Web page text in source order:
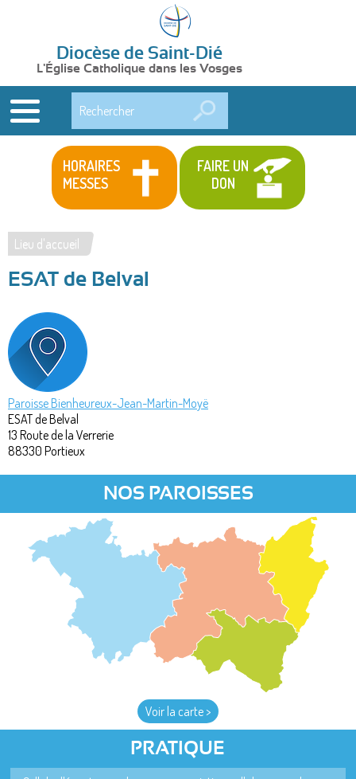
Diocèse de Saint-Dié
L'Église Catholique dans les Vosges
HORAIRES
MESSES
FAIRE UN
DON
Vous
êtes
ici
Lieu d'accueil
ESAT de Belval
Paroisse Bienheureux-Jean-Martin-Moyë
ESAT de Belval
13 Route de la Verrerie
88330 Portieux
NOS PAROISSES
Voir la carte >
PRATIQUE